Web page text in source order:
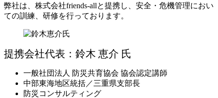
弊社は、株式会社friends-allと提携し、安全・危機管理におい
ての訓練、研修を行っております。
提携会社代表：鈴木 恵介 氏
一般社団法人 防災共育協会 協会認定講師
中部東海地区統括／三重県支部長
防災コンサルティング